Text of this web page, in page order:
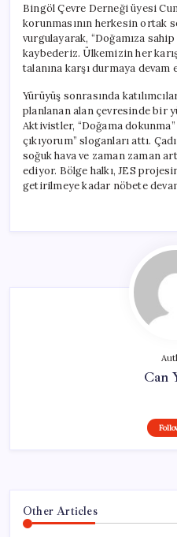
Bingöl Çevre Derneği üyesi
korunmasının herkesin ortak
vurgulayarak, “Doğamıza sahip
kaybederiz. Ülkemizin her
talanına karşı durmaya devam
Yürüyüş sonrasında
planlanan alan çevresinde bir
Aktivistler, “Doğama
çıkıyorum” sloganları attı.
soğuk hava ve zaman zaman
ediyor. Bölge halkı, JES
getirilmeye kadar nöbete
Can
Other Articles